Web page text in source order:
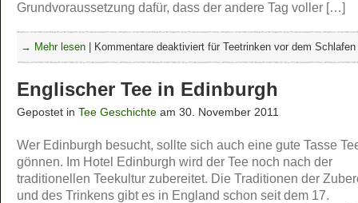
Grundvoraussetzung dafür, dass der andere Tag voller […]
→ Mehr lesen Kommentare deaktiviert für Teetrinken vor dem Schlafen
Englischer Tee in Edinburgh
Gepostet in Tee Geschichte am 30. November 2011
Wer Edinburgh besucht, sollte sich auch eine gute Tasse
gönnen. Im Hotel Edinburgh wird der Tee noch nach der
traditionellen Teekultur zubereitet. Die Traditionen der
und des Trinkens gibt es in England schon seit dem 17.